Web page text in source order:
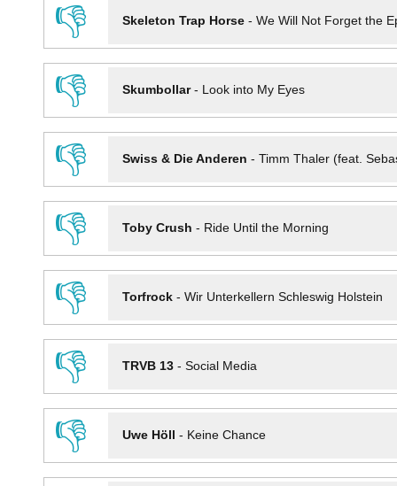
👎 Skeleton Trap Horse- We Will Not Forget the
👎 Skumbollar- Look into My Eyes
👎 Swiss & Die Anderen - Timm Thaler (feat.
👎 Toby Crush - Ride Until the Morning
👎 Torfrock- Wir Unterkellern Schleswig Holstein
👎 TRVB 13- Social Media
👎 Uwe Höll - Keine Chance